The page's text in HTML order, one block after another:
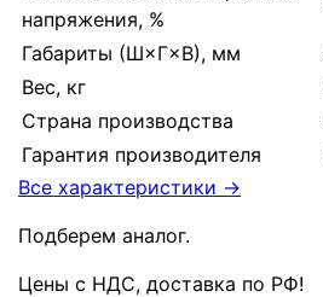
напряжения, %
Габариты (Ш×Г×В), мм
Вес, кг
Страна производства
Гарантия производителя
Все характеристики →
Подберем аналог.
Цены с НДС, доставка по РФ!